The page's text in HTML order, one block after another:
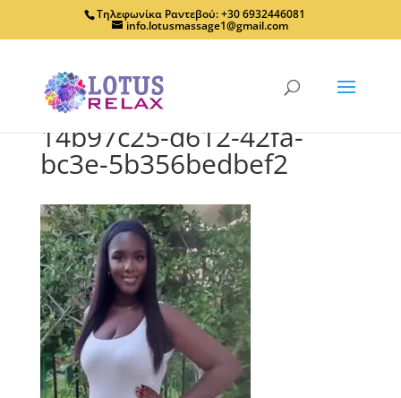
Τηλεφωνίκα Ραντεβού: +30 6932446081
info.lotusmassage1@gmail.com
14b97c25-d612-42fa-
bc3e-5b356bedbef2